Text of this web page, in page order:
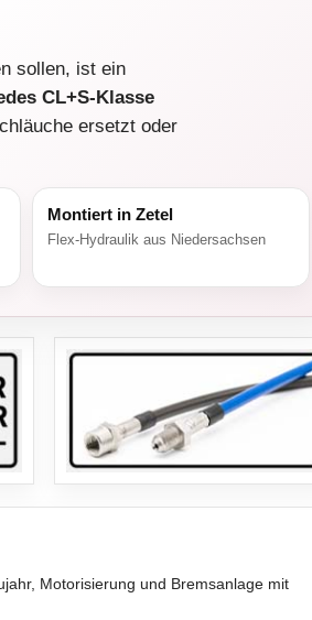
sollen, ist ein
CL+S-Klasse
ersetzt oder
Montiert in Zetel
Flex-Hydraulik aus Niedersachsen
Motorisierung und Bremsanlage mit